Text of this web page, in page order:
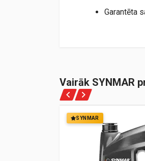
Garantēta
Vairāk SYNMAR
SYNMAR